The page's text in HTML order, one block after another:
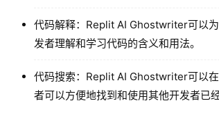
代码解释：Replit AI Ghostwriter可以
发者理解和学习代码的含义和用法。
代码搜索：Replit AI Ghostwriter可以
者可以方便地找到和使用其他开发者已